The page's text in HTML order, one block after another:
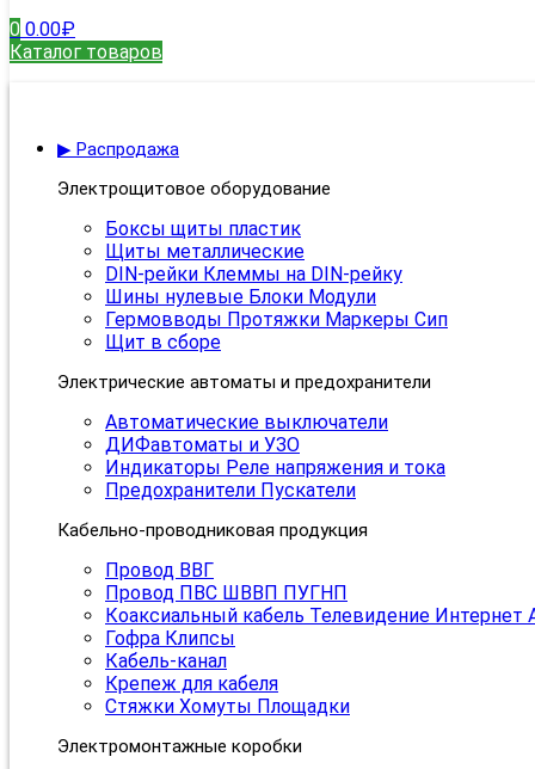
0 0.00₽
Каталог товаров
▶ Распродажа
Электрощитовое оборудование
Боксы щиты пластик
Щиты металлические
DIN-рейки Клеммы на DIN-рейку
Шины нулевые Блоки Модули
Гермовводы Протяжки Маркеры Сип
Щит в сборе
Электрические автоматы и предохранители
Автоматические выключатели
ДИФавтоматы и УЗО
Индикаторы Реле напряжения и тока
Предохранители Пускатели
Кабельно-проводниковая продукция
Провод ВВГ
Провод ПВС ШВВП ПУГНП
Коаксиальный кабель Телевидение Интернет
Гофра Клипсы
Кабель-канал
Крепеж для кабеля
Стяжки Хомуты Площадки
Электромонтажные коробки